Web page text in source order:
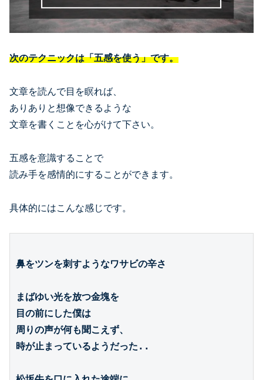
次のテクニックは「五感を使う」です。
文章を読んで目を瞑れば、
ありありと想像できるような
文章を書くことを心がけて下さい。
五感を意識することで
読み手を感情的にすることができます。
具体的にはこんな感じです。
鼻をツンを刺すようなワサビの辛さ
まばゆい光を放つ金塊を
目の前にした僕は
周りの声が何も聞こえず、
時が止まっているようだった..